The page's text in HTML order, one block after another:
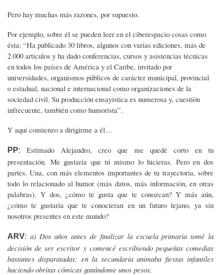
Pero hay muchas más razones, por supuesto.
Por ejemplo, sobre él se pueden leer en el ciberespacio cosas como
ésta: “Ha publicado 30 libros, algunos con varias ediciones, más de
2.000 artículos y ha dado conferencias, cursos y asistencias técnicas
en todos los países de América y el Caribe, invitado por
universidades, organismos públicos de carácter municipal, provincial
o estadual, nacional e internacional como organizaciones de la
sociedad civil. Su producción ensayística es numerosa y, cuestión
infrecuente, también como humorista”.
Y aquí comienzo a dirigirme a él…
PP: Estimado Alejandro, creo que me quedé corto en tu
presentación. Me gustaría que tú mismo lo hicieras. Pero en dos
partes. Una, con más elementos importantes de tu trayectoria, sobre
todo lo relacionado al humor (más datos, más información, en otras
palabras). Y dos, ¿cómo te gusta que te conozcan? Y más aún,
¿cómo te gustaría que te conocieran en un futuro lejano, ya sin
nosotros presentes en este mundo?
ARV: a) Dos años antes de finalizar la escuela primaria tomé la
decisión de ser escritor y comencé escribiendo pequeñas comedias
bastantes disparatadas; en la secundaria animaba fiestas infantiles
haciendo obritas cómicas ganándome unos pesos.